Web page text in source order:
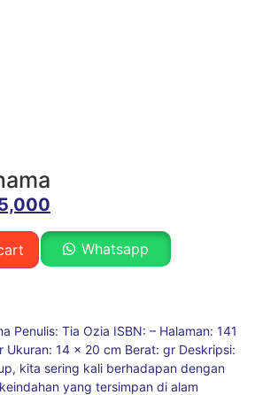
Whatsapp
Penulis: Tia Ozia ISBN: – Halaman: 141
Ukuran: 14 x 20 cm Berat: gr Deskripsi:
kita sering kali berhadapan dengan
yang tersimpan di alam